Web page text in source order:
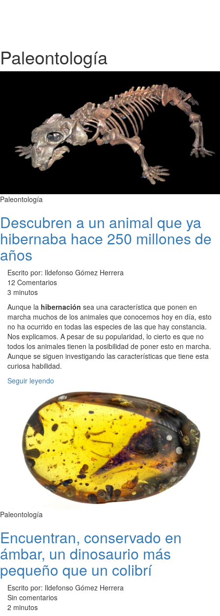
Paleontología
Paleontología
Descubren a un animal que ya
hibernaba hace 250 millones de
años
Escrito por: Ildefonso Gómez Herrera
12 Comentarios
3 minutos
Aunque la hibernación sea una característica que ponen en
marcha muchos de los animales que conocemos hoy en día, esto
no ha ocurrido en todas las especies de las que hay constancia.
Nos explicamos. A pesar de su popularidad, lo cierto es que no
todos los animales tienen la posibilidad de poner esto en marcha.
Aunque se siguen investigando las características que tiene esta
curiosa habilidad.
Seguir leyendo
Paleontología
Encuentran, conservado en
ámbar, un dinosaurio más
pequeño que un colibrí
Escrito por: Ildefonso Gómez Herrera
Sin comentarios
2 minutos